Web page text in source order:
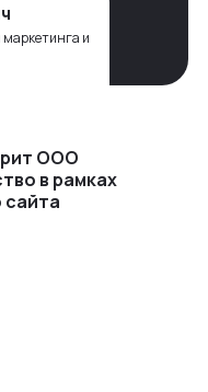
маркетинга и
ООО
в рамках
сайта